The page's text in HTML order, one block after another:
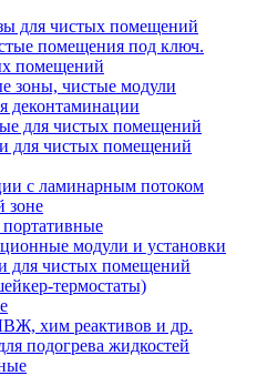
для чистых помещений
помещения под ключ.
помещений
зоны, чистые модули
деконтаминации
для чистых помещений
для чистых помещений
с ламинарным потоком
зоне
модули и установки
для чистых помещений
термостаты)
хим реактивов и др.
подогрева жидкостей